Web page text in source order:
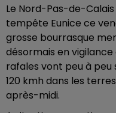
Le Nord-Pas-de-
tempête Eunice ce
grosse bourrasque
désormais en
rafales vont peu à
120 kmh dans les
après-midi.